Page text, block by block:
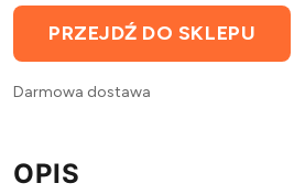
PRZEJDŹ DO SKLEPU
Darmowa dostawa
OPIS